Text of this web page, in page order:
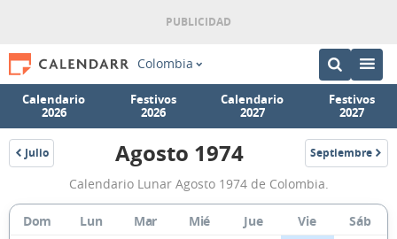
Colombia
Calendario
2026
Festivos
2026
Calendario
2027
Festivos
2027
Julio
1974
Calendario
Lunar
Agosto
Agosto 1974 Septiembre
1974
Calendario Lunar Agosto 1974 de Colombia.
Dom Lun Mar Mié Jue Vie Sáb